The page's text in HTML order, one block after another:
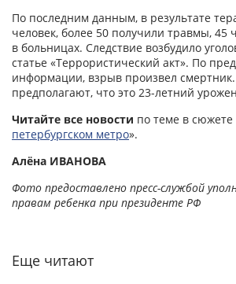
По последним данным, в результате
человек, более 50 получили травмы, 45
в больницах. Следствие возбудило
статье «Террористический акт». По
информации, взрыв произвел
предполагают, что это 23-летний
Читайте все новости по теме в сюжете
петербургском метро».
Алёна ИВАНОВА
Фото предоставлено пресс-службой
правам ребенка при президенте РФ
Еще читают